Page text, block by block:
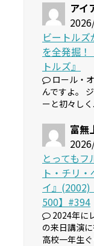
アイ
ビートル
を全発掘
トルズ』
ロール・
んですよ。
ーと初々しく
富無
とっても
ト・チリ
イ』(2002)
500】#394
2024年に
の来日講演
高校一年生ぐ